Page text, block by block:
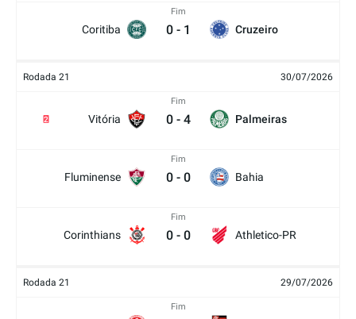
Coritiba
Fim
0 - 1 Cruzeiro
Rodada 21 30/07/2026
Vitória
2
Fim
0 - 4 Palmeiras
Fluminense
Fim
0 - 0 Bahia
Corinthians
Fim
0 - 0 Athletico-PR
Rodada 21 29/07/2026
Fim